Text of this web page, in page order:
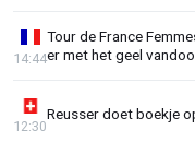
Tour de France
er met het geel
14:44
Reusser doet boekje
12:30